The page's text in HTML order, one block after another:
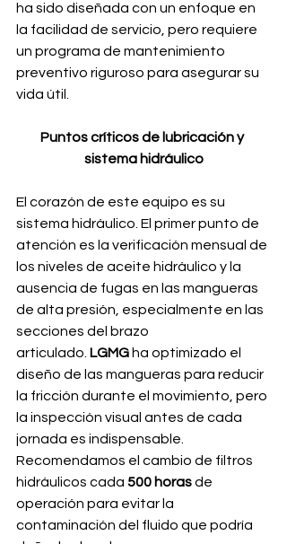
ha sido diseñada con un enfoque en
la facilidad de servicio, pero requiere
un programa de mantenimiento
preventivo riguroso para asegurar su
vida útil.
Puntos críticos de lubricación y
sistema hidráulico
El corazón de este equipo es su
sistema hidráulico. El primer punto de
atención es la verificación mensual de
los niveles de aceite hidráulico y la
ausencia de fugas en las mangueras
de alta presión, especialmente en las
secciones del brazo
articulado. LGMG ha optimizado el
diseño de las mangueras para reducir
la fricción durante el movimiento, pero
la inspección visual antes de cada
jornada es indispensable.
Recomendamos el cambio de filtros
hidráulicos cada 500 horas de
operación para evitar la
contaminación del fluido que podría